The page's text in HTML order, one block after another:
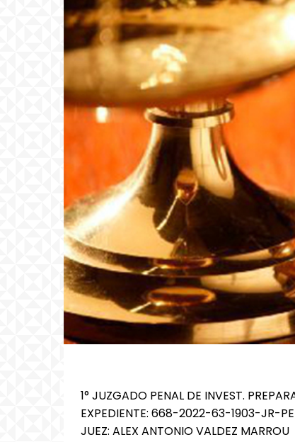
1° JUZGADO PENAL DE INVEST.
EXPEDIENTE: 668-2022-63-1903-JR-
JUEZ: ALEX ANTONIO VALDEZ MARROU